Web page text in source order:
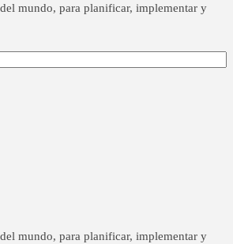
mundo, para planificar, implementar y
mundo, para planificar, implementar y